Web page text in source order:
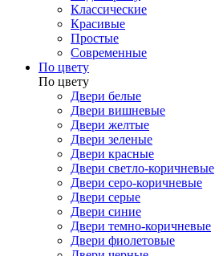
Классические
Красивые
Простые
Современные
По цвету
По цвету
Двери белые
Двери вишневые
Двери желтые
Двери зеленые
Двери красные
Двери светло-коричневые
Двери серо-коричневые
Двери серые
Двери синие
Двери темно-коричневые
Двери фиолетовые